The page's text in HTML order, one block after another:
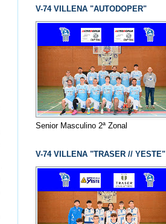
V-74 VILLENA "AUTODOPER"
Senior Masculino 2ª Zonal
V-74 VILLENA "TRASER // YESTE"